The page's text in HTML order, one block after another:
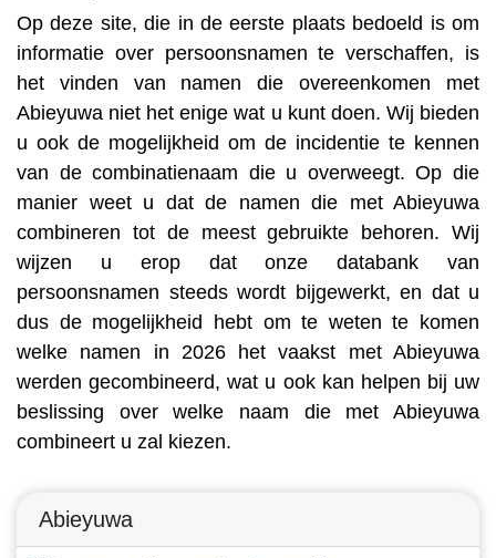
Op deze site, die in de eerste plaats bedoeld is om
informatie over persoonsnamen te verschaffen, is
het vinden van namen die overeenkomen met
Abieyuwa niet het enige wat u kunt doen. Wij bieden
u ook de mogelijkheid om de incidentie te kennen
van de combinatienaam die u overweegt. Op die
manier weet u dat de namen die met Abieyuwa
combineren tot de meest gebruikte behoren. Wij
wijzen u erop dat onze databank van
persoonsnamen steeds wordt bijgewerkt, en dat u
dus de mogelijkheid hebt om te weten te komen
welke namen in 2026 het vaakst met Abieyuwa
werden gecombineerd, wat u ook kan helpen bij uw
beslissing over welke naam die met Abieyuwa
combineert u zal kiezen.
Abieyuwa